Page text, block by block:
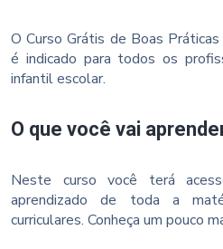
O Curso Grátis de Boas
é indicado para todos os
infantil escolar.
O que você vai
Neste curso você terá
aprendizado de toda a
curriculares. Conheça um pouco